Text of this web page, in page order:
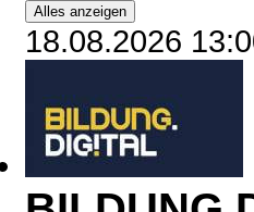
Alles anzeigen
18.08.2026